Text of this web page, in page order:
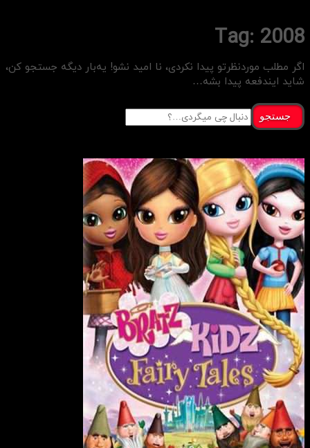
Tag: 2008
اگر مطلب موردنظرتو پیدا نکردی، نا امید نشو! یه‌بار دیگه جستجو کن،
شاید ایندفعه پیدا بشه…
جستجو